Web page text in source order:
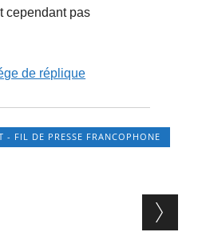
cependant pas
de réplique
- FIL DE PRESSE FRANCOPHONE